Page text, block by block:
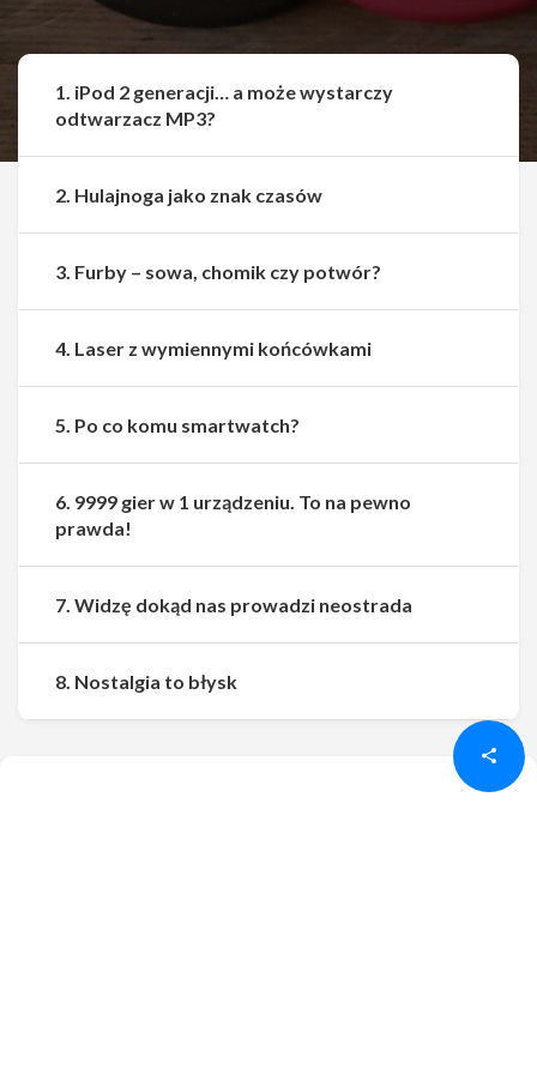
Udostępnij
1. iPod 2 generacji… a może wystarczy
odtwarzacz MP3?
2. Hulajnoga jako znak czasów
3. Furby – sowa, chomik czy potwór?
4. Laser z wymiennymi końcówkami
5. Po co komu smartwatch?
6. 9999 gier w 1 urządzeniu. To na pewno
prawda!
7. Widzę dokąd nas prowadzi neostrada
8. Nostalgia to błysk